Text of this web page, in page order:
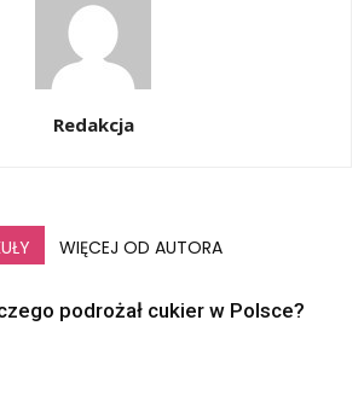
Redakcja
WIĘCEJ OD AUTORA
podrożał cukier w Polsce?